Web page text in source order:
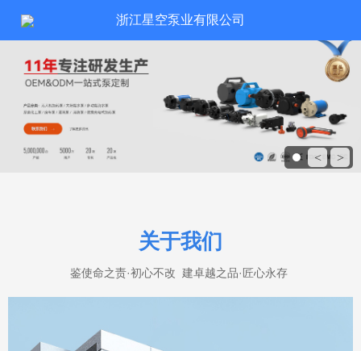
>
<
浙江星空泵业有限公司
关于我们
鉴使命之责·初心不改 建卓越之品·匠心永存